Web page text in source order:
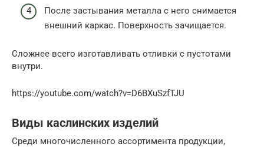
После застывания металла с него снимается
внешний каркас. Поверхность зачищается.
Сложнее всего изготавливать отливки с пустотами
внутри.
https://youtube.com/watch?v=D6BXuSzfTJU
Виды каслинских изделий
Среди многочисленного ассортимента продукции,